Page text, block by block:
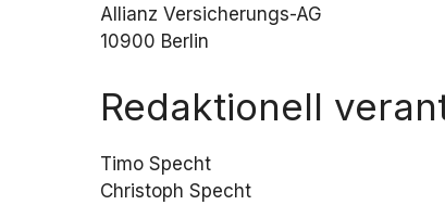
Allianz Versicherungs-AG
10900 Berlin
Redaktionell
Timo Specht
Christoph Specht